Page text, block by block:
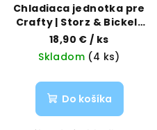
Chladiaca jednotka pre
Crafty | Storz & Bickel |
Vaporama
18,90 € / ks
Skladom (4 ks)
Do košíka